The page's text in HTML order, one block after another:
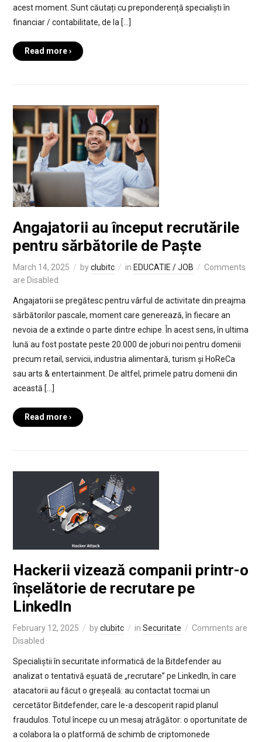
acest moment. Sunt căutați cu preponderență specialiști în
financiar / contabilitate, de la […]
Read more ›
Angajatorii au început recrutările
pentru sărbătorile de Paște
March 14, 2025 byclubitc in EDUCATIE / JOB
Comments
are Disabled
Angajatorii se pregătesc pentru vârful de activitate din preajma
sărbătorilor pascale, moment care generează, în fiecare an
nevoia de a extinde o parte dintre echipe. În acest sens, în ultima
lună au fost postate peste 20.000 de joburi noi pentru domenii
precum retail, servicii, industria alimentară, turism și HoReCa
sau arts & entertainment. De altfel, primele patru domenii din
această […]
Read more ›
Hackerii vizează companii printr-o
înșelătorie de recrutare pe
LinkedIn
February 12, 2025 byclubitc in Securitate
Comments are
Disabled
Specialiștii în securitate informatică de la Bitdefender au
analizat o tentativă eșuată de „recrutare” pe LinkedIn, în care
atacatorii au făcut o greșeală: au contactat tocmai un
cercetător Bitdefender, care le-a descoperit rapid planul
fraudulos. Totul începe cu un mesaj atrăgător: o oportunitate de
a colabora la o platformă de schimb de criptomonede